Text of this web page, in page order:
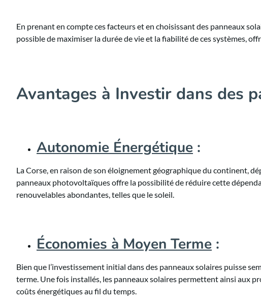
En prenant en compte ces facteurs et en choisissant des panneaux
possible de maximiser la durée de vie et la fiabilité de ces systèmes,
Avantages à Investir dans des
Autonomie Énergétique :
La Corse, en raison de son éloignement géographique du continent,
panneaux photovoltaïques offre la possibilité de réduire cette
renouvelables abondantes, telles que le soleil.
Économies à Moyen Terme :
Bien que l’investissement initial dans des panneaux solaires puisse
terme. Une fois installés, les panneaux solaires permettent ainsi aux
coûts énergétiques au fil du temps.